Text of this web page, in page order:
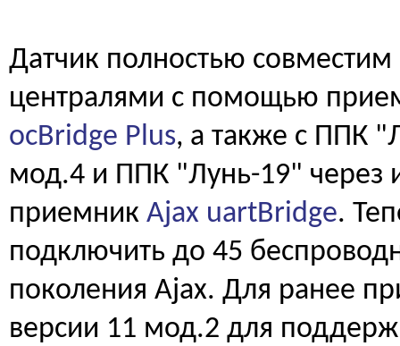
Датчик полностью
централями с помощью
ocBridge Plus, а также с ППК
мод.4 и ППК "Лунь-19" через
приемник Ajax uartBridge.
подключить до 45
поколения Ajax. Для ранее
версии 11 мод.2 для